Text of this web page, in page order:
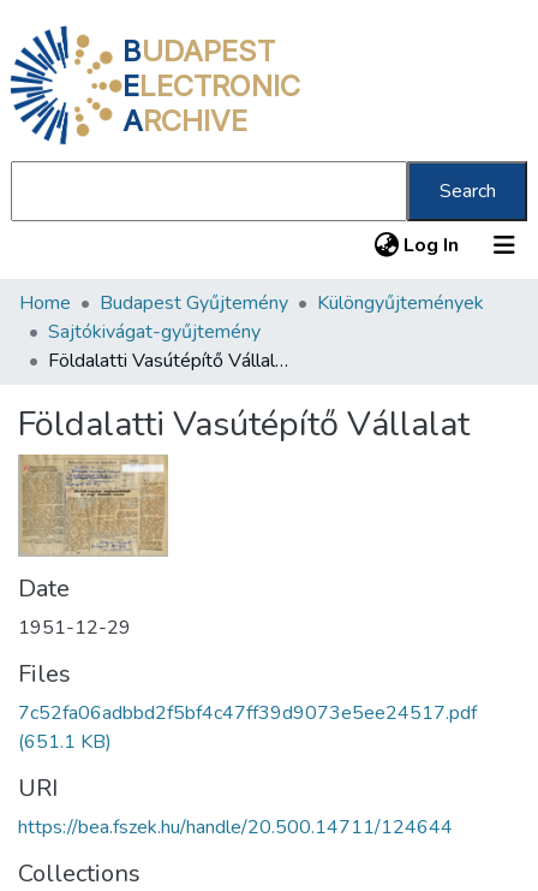
BUDAPEST
ELECTRONIC
ARCHIVE
Search
Log In (current)
Communities & Collections
All of DSpace
About us
Home Budapest Gyűjtemény
Különgyűjtemények
Sajtókivágat-gyűjtemény
Földalatti Vasútépítő Vállalat
Földalatti Vasútépítő Vállalat
Date
1951-12-29
Files
7c52fa06adbbd2f5bf4c47ff39d9073e5ee24517.pdf
(651.1 KB)
URI
https://bea.fszek.hu/handle/20.500.14711/124644
Collections